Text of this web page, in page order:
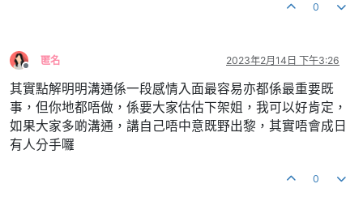
0
離線
匿名 2023年2月14日 下午3:26
其實點解明明溝通係一段感情入面最容易亦都係最重要既
事，但你地都唔做，係要大家估估下架姐，我可以好肯定，
如果大家多啲溝通，講自己唔中意既野出黎，其實唔會成日
有人分手囉
0